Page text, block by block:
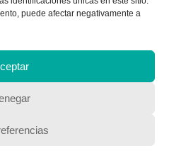
puede afectar negativamente a